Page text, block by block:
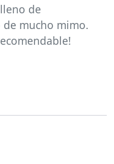
de
mucho mimo.